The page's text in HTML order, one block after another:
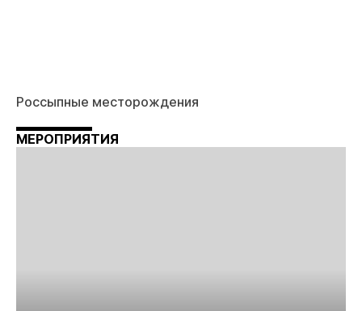
Россыпные месторождения
МЕРОПРИЯТИЯ